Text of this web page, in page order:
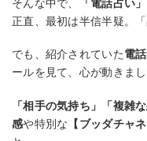
そんな中で、 「電話占い」
正直、最初は半信半疑。
でも、紹介されていた電
ールを見て、心が動きまし
「相手の気持ち」「複雑
感や特別な 【ブッダチャ